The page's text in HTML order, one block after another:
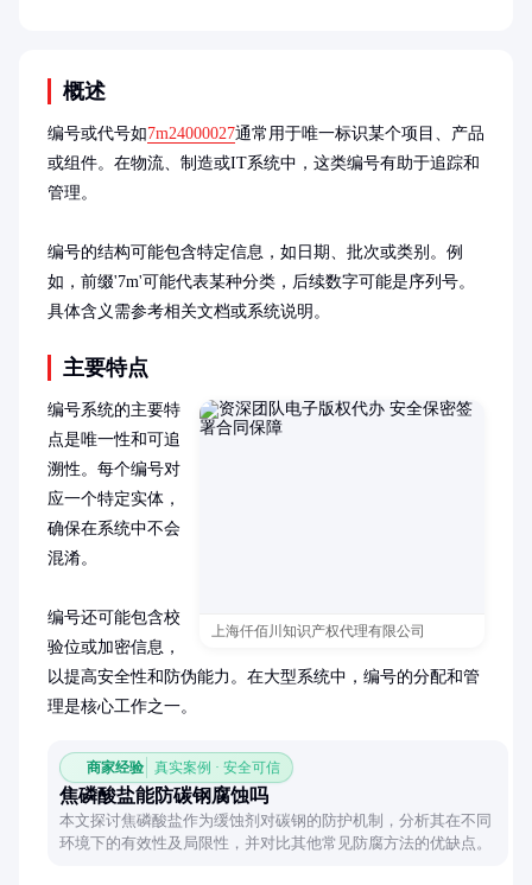
概述
编号或代号如7m24000027通常用于唯一标识某个项目、产品
或组件。在物流、制造或IT系统中，这类编号有助于追踪和
管理。
编号的结构可能包含特定信息，如日期、批次或类别。例
如，前缀'7m'可能代表某种分类，后续数字可能是序列号。
具体含义需参考相关文档或系统说明。
主要特点
上海仟佰川知识产权代理有限公司
编号系统的主要特
点是唯一性和可追
溯性。每个编号对
应一个特定实体，
确保在系统中不会
混淆。
编号还可能包含校
验位或加密信息，
以提高安全性和防伪能力。在大型系统中，编号的分配和管
理是核心工作之一。
商家经验 真实案例 · 安全可信
焦磷酸盐能防碳钢腐蚀吗
本文探讨焦磷酸盐作为缓蚀剂对碳钢的防护机制，分析其在不同
环境下的有效性及局限性，并对比其他常见防腐方法的优缺点。